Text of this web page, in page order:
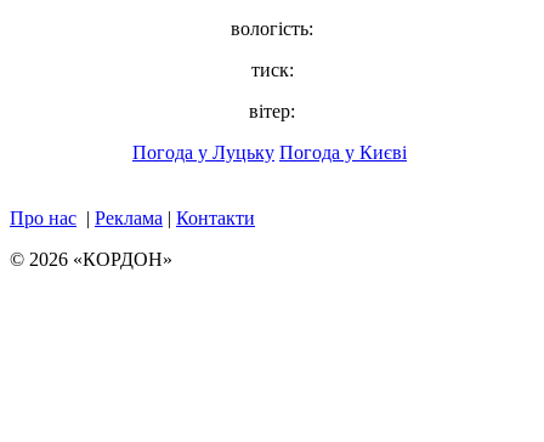
вологість:
тиск:
вітер:
Погода у Луцьку Погода у Києві
Про нас | Реклама | Контакти
© 2026 «КОРДОН»